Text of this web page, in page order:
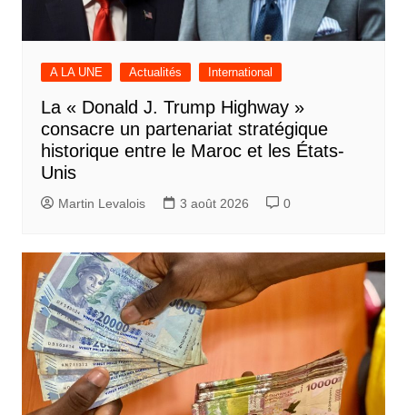
A LA UNE Actualités International
La « Donald J. Trump Highway »
consacre un partenariat stratégique
historique entre le Maroc et les États-
Unis
Martin Levalois 3 août 2026 0